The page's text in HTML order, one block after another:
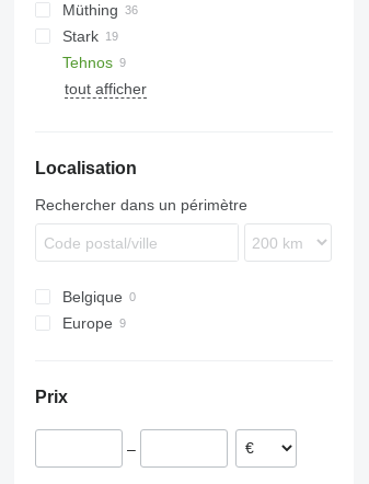
GMD
Tbes
Barbi
Birba
Bisonte
Brava
Jolly
Müthing
MU
BP
Kangu
SinusCut
5026
FX
H3
MINI-BMS
Midiforst
Stark
Tehnos
MU
tout afficher
Localisation
Rechercher dans un périmètre
Belgique
Europe
Prix
–